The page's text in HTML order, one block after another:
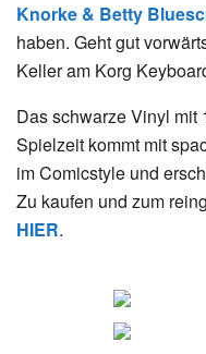
Knorke & Betty
haben. Geht gut
Keller am Korg
Das schwarze Vinyl mit
Spielzeit kommt mit
im Comicstyle und
Zu kaufen und zum
HIER.